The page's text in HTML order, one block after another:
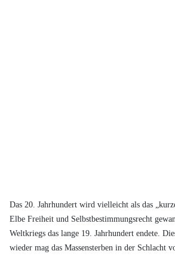
Das 20. Jahrhundert wird vielleicht als das
Elbe Freiheit und Selbstbestimmungsrecht
Weltkriegs das lange 19. Jahrhundert endete.
wieder mag das Massensterben in der Schlacht